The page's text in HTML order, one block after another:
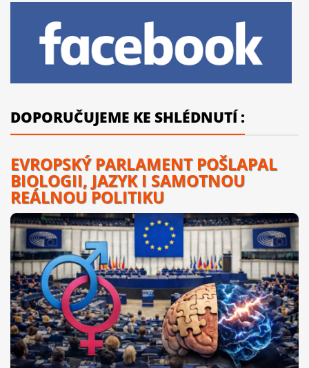
DOPORUČUJEME KE SHLÉDNUTÍ :
EVROPSKÝ PARLAMENT POŠLAPAL
BIOLOGII, JAZYK I SAMOTNOU
REÁLNOU POLITIKU